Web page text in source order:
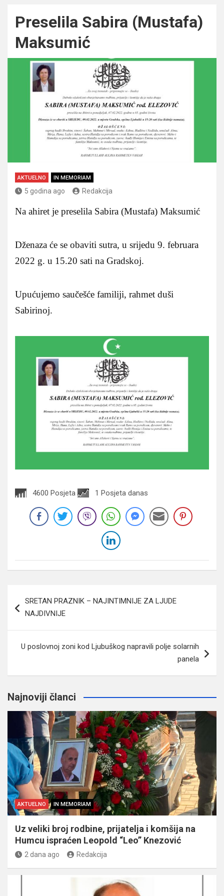
Preselila Sabira (Mustafa)
Maksumić
AKTUELNO IN MEMORIAM
5 godina ago Redakcija
Na ahiret je preselila Sabira (Mustafa) Maksumić
Dženaza će se obaviti sutra, u srijedu 9. februara
2022 g. u 15.20 sati na Gradskoj.
Upućujemo saučešće familiji, rahmet duši
Sabirinoj.
4600 Posjeta 1 Posjeta danas
članaka
SRETAN PRAZNIK – NAJINTIMNIJE ZA LJUDE
NAJDIVNIJE
U poslovnoj zoni kod Ljubuškog napravili polje solarnih
panela
Najnoviji članci
AKTUELNO IN MEMORIAM
Uz veliki broj rodbine, prijatelja i komšija na
Humcu ispraćen Leopold “Leo” Knezović
2 dana ago Redakcija